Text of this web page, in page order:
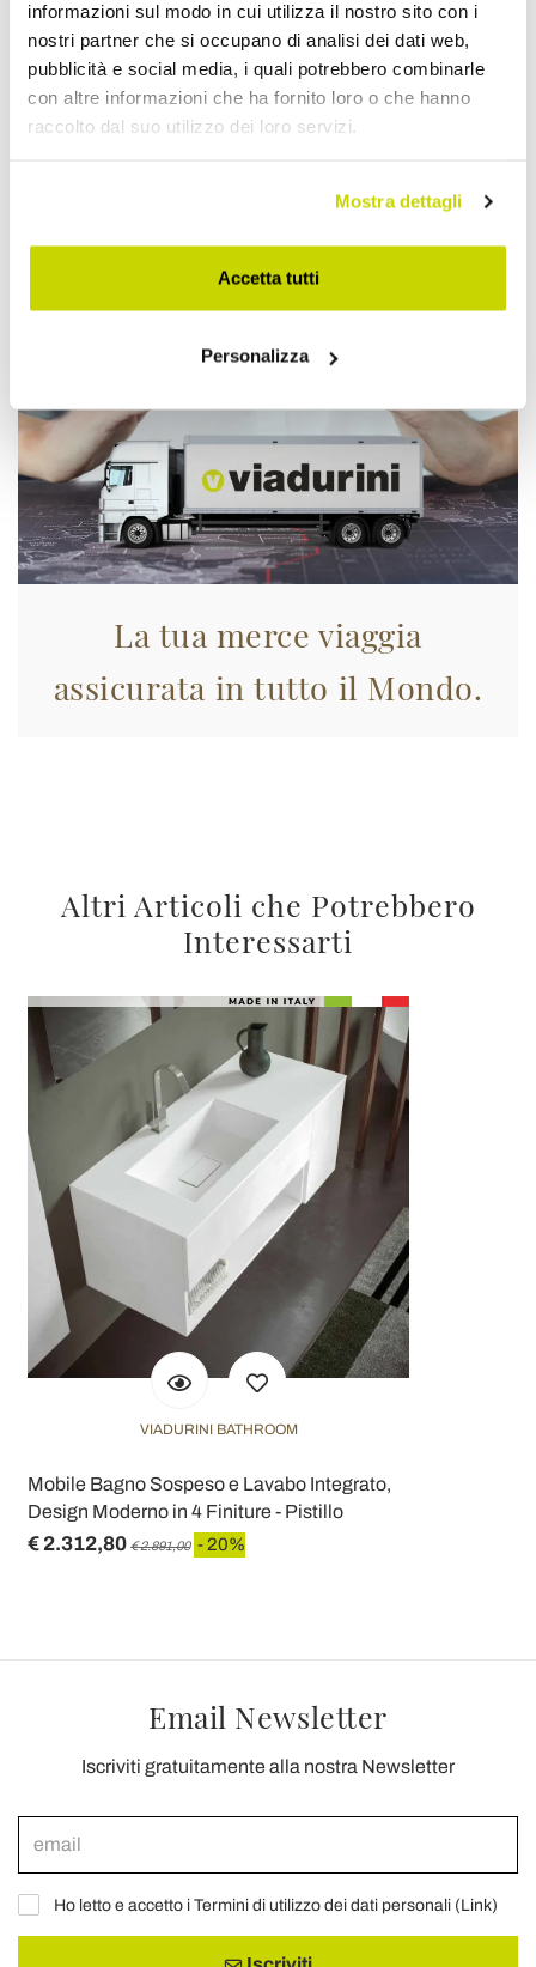
informazioni sul modo in cui utilizza il nostro sito con i
nostri partner che si occupano di analisi dei dati web,
pubblicità e social media, i quali potrebbero combinarle
con altre informazioni che ha fornito loro o che hanno
raccolto dal suo utilizzo dei loro servizi.
Mostra dettagli
Accetta tutti
Personalizza
Approfittane subito!
La tua merce viaggia
assicurata in tutto il Mondo.
Altri Articoli che Potrebbero
Interessarti
VIADURINI BATHROOM
Mobile Bagno Sospeso e Lavabo Integrato,
Design Moderno in 4 Finiture - Pistillo
€ 2.312,80 € 2.891,00 - 20%
Email Newsletter
Iscriviti gratuitamente alla nostra Newsletter
Ho letto e accetto i Termini di utilizzo dei dati personali (Link)